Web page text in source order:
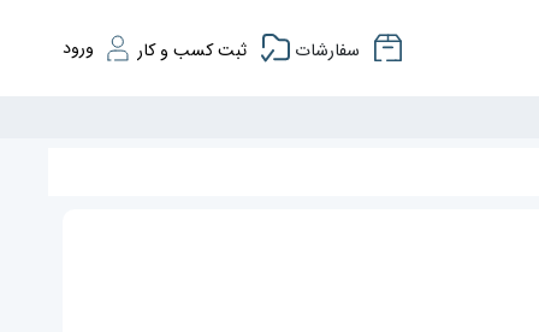
سفارشات ثبت کسب و کار ورود